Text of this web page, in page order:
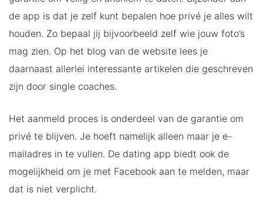
de app is dat je zelf kunt bepalen hoe privé je alles wilt
houden. Zo bepaal jij bijvoorbeeld zelf wie jouw foto’s
mag zien. Op het blog van de website lees je
daarnaast allerlei interessante artikelen die geschreven
zijn door single coaches.
Het aanmeld proces is onderdeel van de garantie om
privé te blijven. Je hoeft namelijk alleen maar je e-
mailadres in te vullen. De dating app biedt ook de
mogelijkheid om je met Facebook aan te melden, maar
dat is niet verplicht.